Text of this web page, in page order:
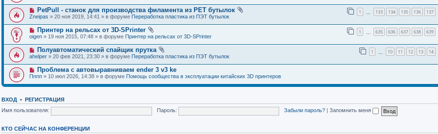
PetPull - cтанок для производства филамента из PET бутылок 1 133 134 135 136 137
Zneipas » 20 ноя 2019, 14:41 » в форуме Переработка пластика из ПЭТ бутылок
Принтер на рельсах от 3D-SPrinter 1 635 636 637 638 639
oigen » 19 ноя 2015, 07:48 » в форуме Принтер на рельсах от 3D-SPrinter
Полуавтоматический спайщик прутка 1 10 11 12 13 14
ahelper » 20 фев 2021, 23:30 » в форуме Переработка пластика из ПЭТ бутылок
Проблема с автовыравниваем ender 3 v3 ke
Пппп » 10 июл 2026, 14:38 » в форуме Помощь сообщества в эксплуатации китайских 3D принтеров
ВХОД • РЕГИСТРАЦИЯ
Имя пользователя:
Пароль: Забыли пароль? Запомнить меня
КТО СЕЙЧАС НА КОНФЕРЕНЦИИ